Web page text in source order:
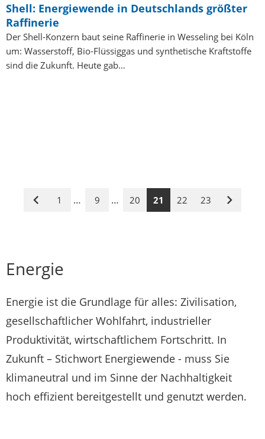
Shell: Energiewende in Deutschlands größter
Raffinerie
Der Shell-Konzern baut seine Raffinerie in Wesseling bei Köln
um: Wasserstoff, Bio-Flüssiggas und synthetische Kraftstoffe
sind die Zukunft. Heute gab…
Vorige
1 … 9 … 20 21 22 23
Nächste
Energie
Energie ist die Grundlage für alles: Zivilisation,
gesellschaftlicher Wohlfahrt, industrieller
Produktivität, wirtschaftlichem Fortschritt. In
Zukunft – Stichwort Energiewende - muss Sie
klimaneutral und im Sinne der Nachhaltigkeit
hoch effizient bereitgestellt und genutzt werden.